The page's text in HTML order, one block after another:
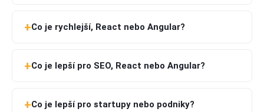
Co je rychlejší, React nebo Angular?
Co je lepší pro SEO, React nebo Angular?
Co je lepší pro startupy nebo podniky?